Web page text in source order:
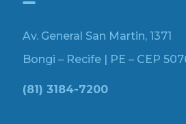
Av. General San Martin, 1371
Bongi – Recife | PE – CEP
(81) 3184-7200